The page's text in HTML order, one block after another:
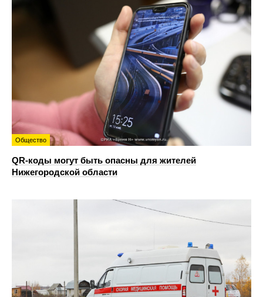
Общество
QR-коды могут быть опасны для жителей
Нижегородской области